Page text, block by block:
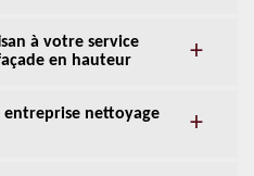
à votre service
en hauteur
entreprise nettoyage